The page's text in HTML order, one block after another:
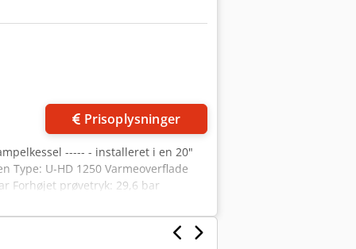
Prisoplysninger
----- - installeret i en 20"
Type: U-HD 1250 Varmeoverflade
Forhøjet prøvetryk: 29,6 bar
vandniveau ca.: 1.365 l Årstal:
WMGL, gasstyring,
armatur.